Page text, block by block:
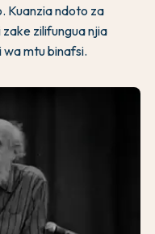
Kuanzia ndoto za
zilifungua njia
wa mtu binafsi.